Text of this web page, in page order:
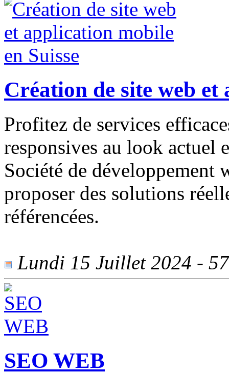
Création de site web et
Profitez de services
responsives au look actuel
Société de développement
proposer des solutions
référencées.
Lundi 15 Juillet 2024 -
SEO WEB